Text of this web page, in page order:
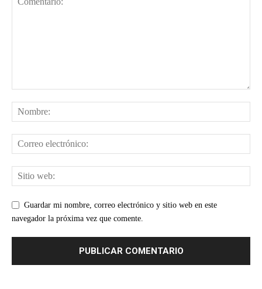
Guardar mi nombre, correo electrónico y sitio web en este
navegador la próxima vez que comente.